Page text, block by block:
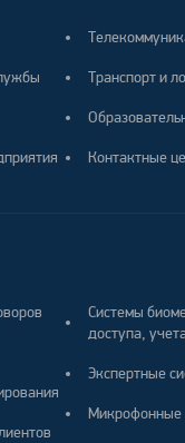
Транспорт и
Контактные
Системы
доступа,
Экспертные
Микрофонные